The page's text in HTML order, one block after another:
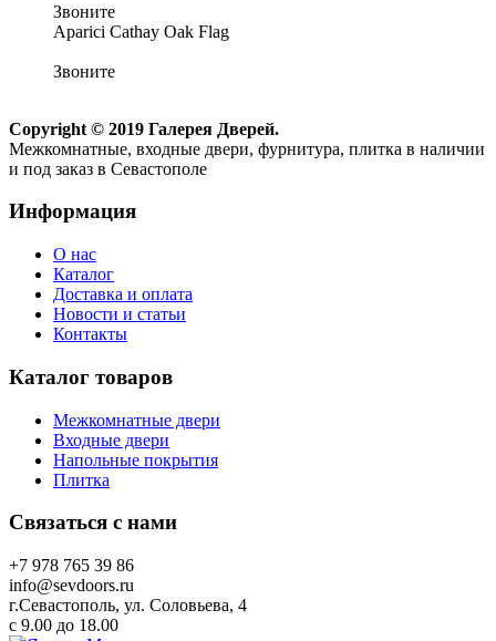
Звоните
Aparici Cathay Oak Flag
Звоните
Copyright © 2019 Галерея Дверей.
Межкомнатные, входные двери, фурнитура, плитка в наличии
и под заказ в Севастополе
Информация
О нас
Каталог
Доставка и оплата
Новости и статьи
Контакты
Каталог товаров
Межкомнатные двери
Входные двери
Напольные покрытия
Плитка
Связаться с нами
+7 978 765 39 86
info@sevdoors.ru
г.Севастополь, ул. Соловьева, 4
c 9.00 до 18.00